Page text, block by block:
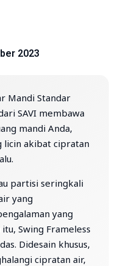
2023
Mandi Standar
SAVI membawa
mandi Anda,
licin akibat cipratan
partisi seringkali
yang
yang
Swing Frameless
Didesain khusus,
cipratan air,